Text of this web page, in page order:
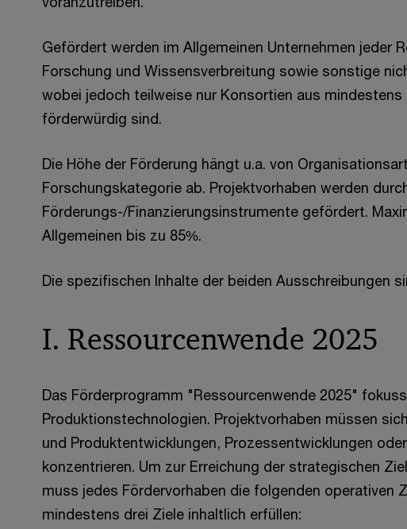
Gefördert werden im Allgemeinen Unternehmen jeder
Forschung und Wissensverbreitung sowie sonstige
wobei jedoch teilweise nur Konsortien aus mindestens
förderwürdig sind.
Die Höhe der Förderung hängt u.a. von
Forschungskategorie ab. Projektvorhaben werden
Förderungs-/Finanzierungsinstrumente gefördert.
Allgemeinen bis zu 85%.
Die spezifischen Inhalte der beiden Ausschreibungen
I. Ressourcenwende 2025
Das Förderprogramm "Ressourcenwende 2025"
Produktionstechnologien. Projektvorhaben müssen
und Produktentwicklungen, Prozessentwicklungen
konzentrieren. Um zur Erreichung der strategischen
muss jedes Fördervorhaben die folgenden operativen
mindestens drei Ziele inhaltlich erfüllen: